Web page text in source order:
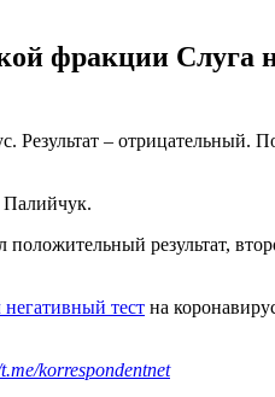
фракции Слуга
– отрицательный.
Палийчук.
положительный результат,
тест на
korrespondentnet